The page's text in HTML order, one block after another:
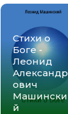
Стихи о
Боге -
Леонид
Александр
ович
Машински
й